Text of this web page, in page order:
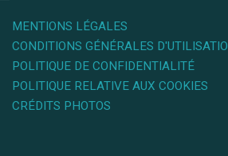
MENTIONS LÉGALES
CONDITIONS GÉNÉRALES
POLITIQUE DE CONFIDENTIALITÉ
POLITIQUE RELATIVE AUX COOKIES
CRÉDITS PHOTOS